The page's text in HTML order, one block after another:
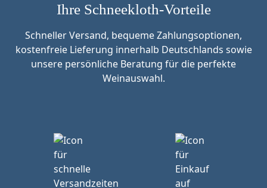
Ihre Schneekloth-Vorteile
Schneller Versand, bequeme Zahlungsoptionen,
kostenfreie Lieferung innerhalb Deutschlands sowie
unsere persönliche Beratung für die perfekte
Weinauswahl.